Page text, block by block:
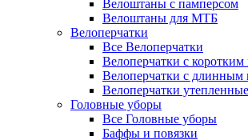
Велоштаны с памперсом
Велоштаны для МТБ
Велоперчатки
Все Велоперчатки
Велоперчатки с коротким
Велоперчатки с длинным
Велоперчатки утепленные
Головные уборы
Все Головные уборы
Баффы и повязки